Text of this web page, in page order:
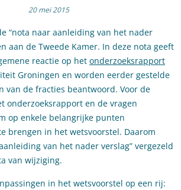
20 mei 2015
“nota naar aanleiding van het nader
aan de Tweede Kamer. In deze nota geeft
reactie op het onderzoeksrapport
Groningen en worden eerder gestelde
van de fracties beantwoord. Voor de
onderzoeksrapport en de vragen
op enkele belangrijke punten
brengen in het wetsvoorstel. Daarom
van het nader verslag” vergezeld
van wijziging.
in het wetsvoorstel op een rij: